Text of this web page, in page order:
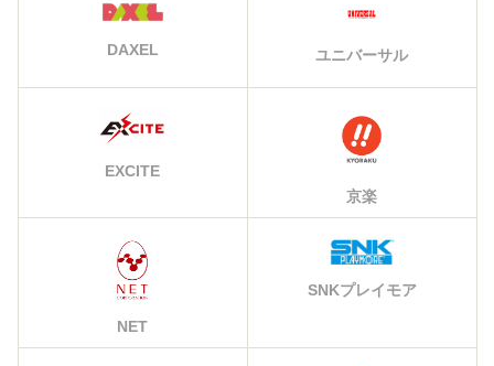
DAXEL ユニバーサル
EXCITE
京楽
NET
SNKプレイモア